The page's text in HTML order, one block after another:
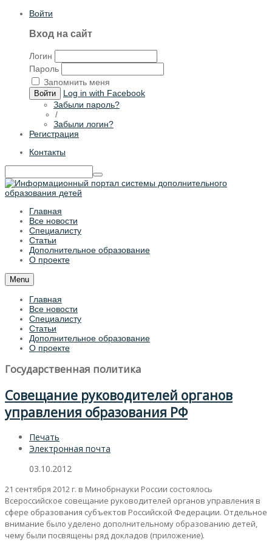
Войти
Вход на сайт
Логин
Пароль
Запомнить меня
Войти
Log in with Facebook
Забыли пароль?
/
Забыли логин?
Регистрация
Контакты
Главная
Все новости
Специалисту
Статьи
Дополнительное образование
О проекте
Menu
Главная
Все новости
Специалисту
Статьи
Дополнительное образование
О проекте
Государственная политика
Совещание руководителей органов
управления образования РФ
Печать
Электронная почта
03.10.2012
21 сентября 2012 г. в Минобрнауки России состоялось
Всероссийское совещание руководителей органов управления в
сфере образования субъектов Российской Федерации. Отдельное
внимание было уделено дополнительному образованию детей,
чему были посвящены ряд докладов (приложение).